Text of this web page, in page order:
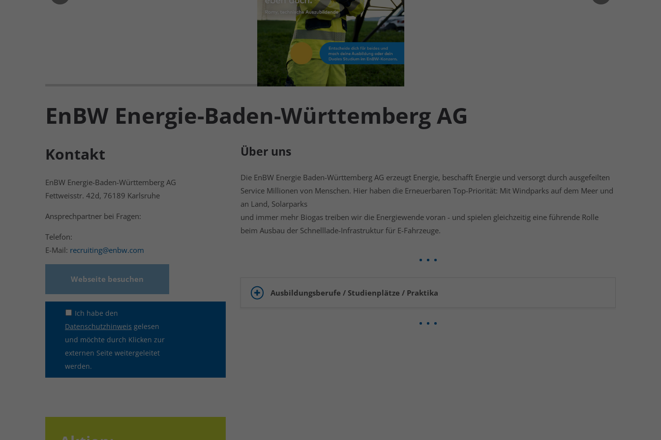
EnBW Energie-Baden-Württemberg AG
Kontakt
EnBW Energie-Baden-Württemberg AG
Fettweisstr. 42d, 76189 Karlsruhe
Ansprechpartner bei Fragen:
Telefon:
E-Mail: recruiting@enbw.com
Webseite besuchen
Ich habe den
Datenschutzhinweis gelesen
und möchte durch Klicken zur
externen Seite weitergeleitet
werden.
Über uns
Die EnBW Energie Baden-Württemberg AG erzeugt Energie, beschafft Energie und versorgt durch ausgefeilten
Service Millionen von Menschen. Hier haben die Erneuerbaren Top-Priorität: Mit Windparks auf dem Meer und
an Land, Solarparks
und immer mehr Biogas treiben wir die Energiewende voran - und spielen gleichzeitig eine führende Rolle
beim Ausbau der Schnelllade-Infrastruktur für E-Fahrzeuge.
Ausbildungsberufe / Studienplätze / Praktika